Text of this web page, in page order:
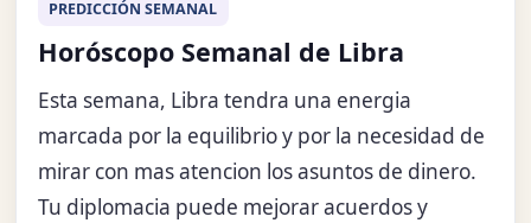
PREDICCIÓN SEMANAL
Horóscopo Semanal de Libra
Esta semana, Libra tendra una energia
marcada por la equilibrio y por la necesidad de
mirar con mas atencion los asuntos de dinero.
Tu diplomacia puede mejorar acuerdos y